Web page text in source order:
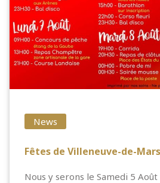
News
Fêtes de Villeneuve-de-
Nous y serons le Samedi 5